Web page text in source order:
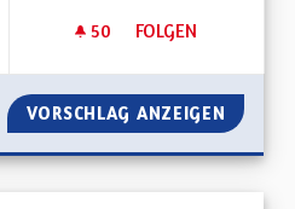
50 50 FOLLOWER
FOLGEN
DE LA PAROLE AUX
VORSCHLAG ANZEIGEN DE LA